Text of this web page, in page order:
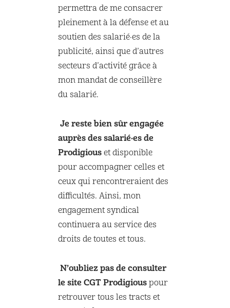
permettra de me consacrer
pleinement à la défense et au
soutien des salarié·es de la
publicité, ainsi que d’autres
secteurs d’activité grâce à
mon mandat de conseillère
du salarié.
Je reste bien sûr engagée
auprès des salarié·es de
Prodigious et disponible
pour accompagner celles et
ceux qui rencontreraient des
difficultés. Ainsi, mon
engagement syndical
continuera au service des
droits de toutes et tous.
N’oubliez pas de consulter
le site CGT Prodigious pour
retrouver tous les tracts et